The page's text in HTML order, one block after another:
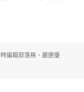
編輯部落格 、嚴選優